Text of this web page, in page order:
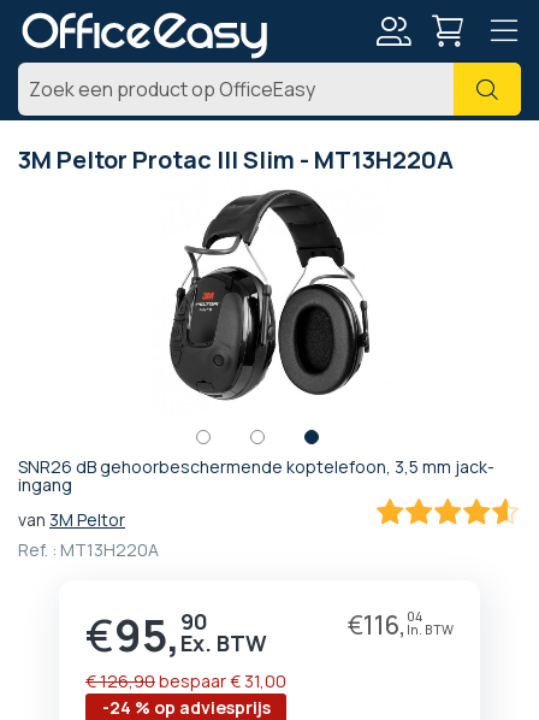
Zoek
3M Peltor Protac III Slim - MT13H220A
SNR26 dB gehoorbeschermende koptelefoon, 3,5 mm jack-
ingang
van 3M Peltor
Ref. : MT13H220A
Prijs
€95, 90 €116, 04
-24 % op adviesprijs
€ 126,90bespaar€ 31,00
Ga
het
begin
afbeeldingen-